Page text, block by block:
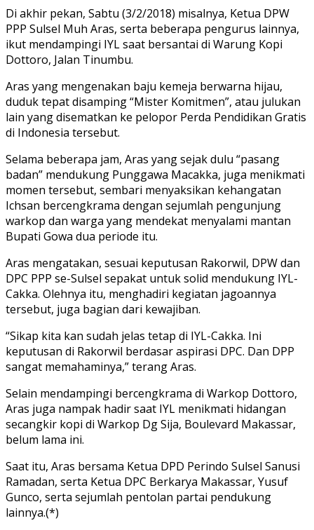
Di akhir pekan, Sabtu (3/2/2018) misalnya, Ketua DPW
PPP Sulsel Muh Aras, serta beberapa pengurus lainnya,
ikut mendampingi IYL saat bersantai di Warung Kopi
Dottoro, Jalan Tinumbu.
Aras yang mengenakan baju kemeja berwarna hijau,
duduk tepat disamping “Mister Komitmen”, atau julukan
lain yang disematkan ke pelopor Perda Pendidikan Gratis
di Indonesia tersebut.
Selama beberapa jam, Aras yang sejak dulu “pasang
badan” mendukung Punggawa Macakka, juga menikmati
momen tersebut, sembari menyaksikan kehangatan
Ichsan bercengkrama dengan sejumlah pengunjung
warkop dan warga yang mendekat menyalami mantan
Bupati Gowa dua periode itu.
Aras mengatakan, sesuai keputusan Rakorwil, DPW dan
DPC PPP se-Sulsel sepakat untuk solid mendukung IYL-
Cakka. Olehnya itu, menghadiri kegiatan jagoannya
tersebut, juga bagian dari kewajiban.
“Sikap kita kan sudah jelas tetap di IYL-Cakka. Ini
keputusan di Rakorwil berdasar aspirasi DPC. Dan DPP
sangat memahaminya,” terang Aras.
Selain mendampingi bercengkrama di Warkop Dottoro,
Aras juga nampak hadir saat IYL menikmati hidangan
secangkir kopi di Warkop Dg Sija, Boulevard Makassar,
belum lama ini.
Saat itu, Aras bersama Ketua DPD Perindo Sulsel Sanusi
Ramadan, serta Ketua DPC Berkarya Makassar, Yusuf
Gunco, serta sejumlah pentolan partai pendukung
lainnya.(*)